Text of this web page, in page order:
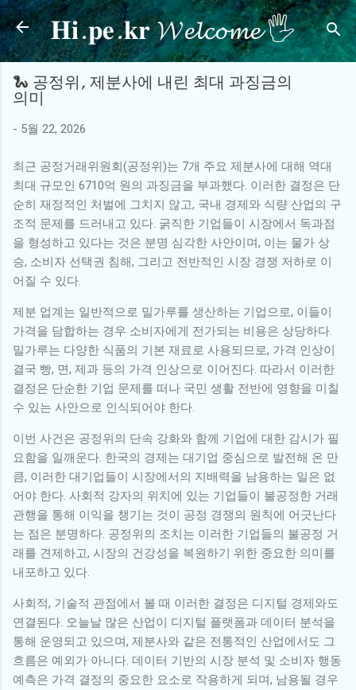
기본 콘텐츠로 건너뛰기
𝐇𝐢.𝐩𝐞.𝐤𝐫 𝓦𝓮𝓵𝓬𝓸𝓶𝓮 🖐
🐍 공정위, 제분사에 내린 최대 과징금의
의미
- 5월 22, 2026
최근 공정거래위원회(공정위)는 7개 주요 제분사에 대해 역대
최대 규모인 6710억 원의 과징금을 부과했다. 이러한 결정은 단
순히 재정적인 처벌에 그치지 않고, 국내 경제와 식량 산업의 구
조적 문제를 드러내고 있다. 굵직한 기업들이 시장에서 독과점
을 형성하고 있다는 것은 분명 심각한 사안이며, 이는 물가 상
승, 소비자 선택권 침해, 그리고 전반적인 시장 경쟁 저하로 이
어질 수 있다.
제분 업계는 일반적으로 밀가루를 생산하는 기업으로, 이들이
가격을 담합하는 경우 소비자에게 전가되는 비용은 상당하다.
밀가루는 다양한 식품의 기본 재료로 사용되므로, 가격 인상이
결국 빵, 면, 제과 등의 가격 인상으로 이어진다. 따라서 이러한
결정은 단순한 기업 문제를 떠나 국민 생활 전반에 영향을 미칠
수 있는 사안으로 인식되어야 한다.
이번 사건은 공정위의 단속 강화와 함께 기업에 대한 감시가 필
요함을 일깨운다. 한국의 경제는 대기업 중심으로 발전해 온 만
큼, 이러한 대기업들이 시장에서의 지배력을 남용하는 일은 없
어야 한다. 사회적 강자의 위치에 있는 기업들이 불공정한 거래
관행을 통해 이익을 챙기는 것이 공정 경쟁의 원칙에 어긋난다
는 점은 분명하다. 공정위의 조치는 이러한 기업들의 불공정 거
래를 견제하고, 시장의 건강성을 복원하기 위한 중요한 의미를
내포하고 있다.
사회적, 기술적 관점에서 볼 때 이러한 결정은 디지털 경제와도
연결된다. 오늘날 많은 산업이 디지털 플랫폼과 데이터 분석을
통해 운영되고 있으며, 제분사와 같은 전통적인 산업에서도 그
흐름은 예외가 아니다. 데이터 기반의 시장 분석 및 소비자 행동
예측은 가격 결정의 중요한 요소로 작용하게 되며, 남용될 경우